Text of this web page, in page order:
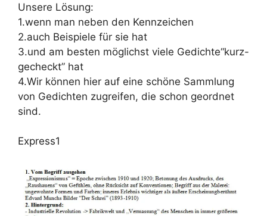
Unsere Lösung:
1.wenn man neben den Kennzeichen
2.auch Beispiele für sie hat
3.und am besten möglichst viele Gedichte“kurz-
gecheckt” hat
4.Wir können hier auf eine schöne Sammlung
von Gedichten zugreifen, die schon geordnet
sind.
Express1